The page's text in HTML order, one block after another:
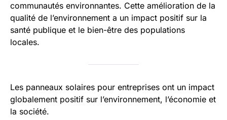
communautés environnantes. Cette amélioration de la
qualité de l’environnement a un impact positif sur la
santé publique et le bien-être des populations
locales.
Les panneaux solaires pour entreprises ont un impact
globalement positif sur l’environnement, l’économie et
la société.